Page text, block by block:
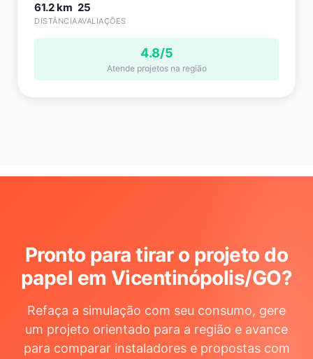
61.2 km
DISTÂNCIA
25
AVALIAÇÕES
4.8/5
Atende projetos na região
Pronto para tirar o projeto do
papel em Vicentinópolis/GO?
Refaça a simulação com seu consumo, gere
um projeto orientado para a região e avance
para comparar instaladores e propostas com